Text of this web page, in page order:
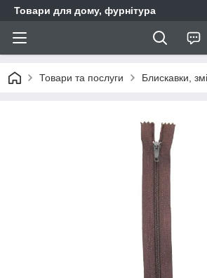
Товари для дому, фурнітура
Товари та послуги Блискавки,